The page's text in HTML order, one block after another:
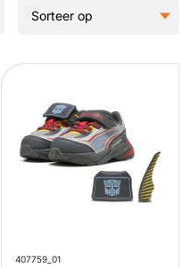
407759_01